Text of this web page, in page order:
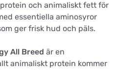
och animaliskt fett för
essentiella aminosyror
ger frisk hud och päls.
All Breed är en
animaliskt protein kommer